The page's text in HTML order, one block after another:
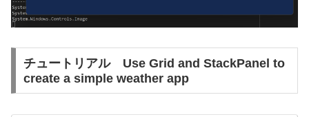
チュートリアル Use Grid and StackPanel to
create a simple weather app